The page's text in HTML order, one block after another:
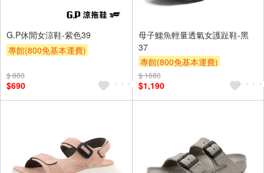
G.P休閒女涼鞋-紫色39
專館(800免基本運費)
$ 880
$690
母子鱷魚輕量透氣女護趾鞋-黑
37
專館(800免基本運費)
滿額9折
$ 1680
$1,190